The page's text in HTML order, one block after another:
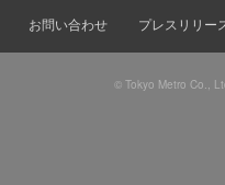
お問い合わせ
プレスリリー
© Tokyo Metro Co.,